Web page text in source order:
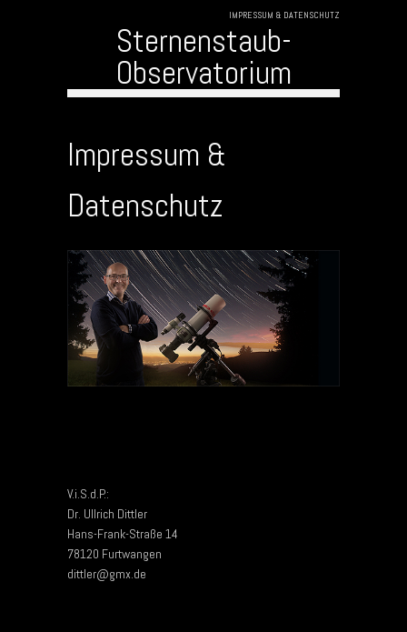
IMPRESSUM & DATENSCHUTZ
Sternenstaub-
Observatorium
Impressum &
Datenschutz
V.i.S.d.P.:
Dr. Ullrich Dittler
Hans-Frank-Straße 14
78120 Furtwangen
dittler@gmx.de